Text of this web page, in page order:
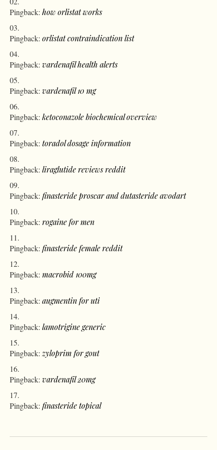
Pingback: how orlistat works
Pingback: orlistat contraindication list
Pingback: vardenafil health alerts
Pingback: vardenafil 10 mg
Pingback: ketoconazole biochemical overview
Pingback: toradol dosage information
Pingback: liraglutide reviews reddit
Pingback: finasteride proscar and dutasteride avodart
Pingback: rogaine for men
Pingback: finasteride female reddit
Pingback: macrobid 100mg
Pingback: augmentin for uti
Pingback: lamotrigine generic
Pingback: zyloprim for gout
Pingback: vardenafil 20mg
Pingback: finasteride topical